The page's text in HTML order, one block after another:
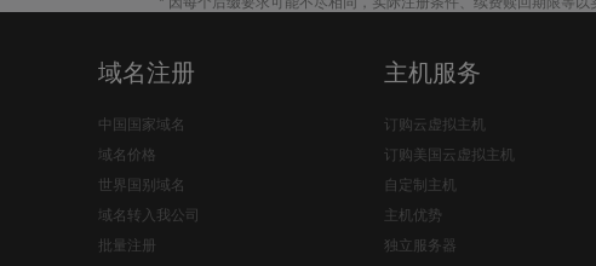
域名注册
中国国家域名
域名价格
世界国别域名
域名转入我公司
批量注册
主机服务
订购云虚拟主机
订购美国云虚拟主机
自定制主机
主机优势
独立服务器